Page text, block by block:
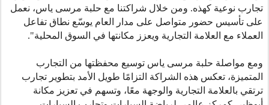
تجارب نوعية كهذه. ومن خلال شراكتنا مع حلبة مرسى ياس، نعمل
على تأسيس حضور متواصل على مدار العام يوسّع نطاق تفاعل
العملاء مع العلامة التجارية ويعزز مكانتها في السوق المحلية."
ومع مواصلة حلبة مرسى ياس توسيع محفظتها من التجارب
المتميزة، تعكس هذه الشراكة التزامًا طويل الأمد بتطوير تجارب
ترتقي بالعلامة التجارية والوجهة معًا، وتسهم في تعزيز مكانة